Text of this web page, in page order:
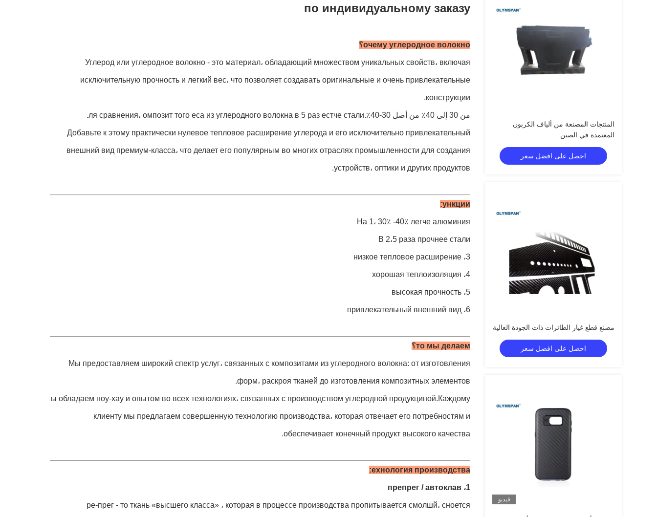
المنتجات المصنعة من ألياف الكربون
المعتمدة في الصين
احصل على افضل سعر
مصنع قطع غيار الطائرات ذات الجودة العالية
احصل على افضل سعر
فيديو
по индивидуальному заказу
очему углеродное волокно؟
Углерод или углеродное волокно - это материал، обладающий множеством уникальных свойств، включая
исключительную прочность и легкий вес، что позволяет создавать оригинальные и очень привлекательные
конструкции.
من 30 إلى 40٪ من أصل 30-40٪.ля сравнения، омпозит того еса из углеродного волокна в 5 раз естче стали.
Добавьте к этому практически нулевое тепловое расширение углерода и его исключительно привлекательный
внешний вид премиум-класса، что делает его популярным во многих отраслях промышленности для создания
устройств، оптики и других продуктов.
ункции:
На 1، 30٪ -40٪ легче алюминия
В 2،5 раза прочнее стали
3، низкое тепловое расширение
4، хорошая теплоизоляция
5، высокая прочность
6، привлекательный внешний вид
то мы делаем؟
Мы предоставляем широкий спектр услуг، связанных с композитами из углеродного волокна: от изготовления
форм، раскроя тканей до изготовления композитных элементов.
ы обладаем ноу-хау и опытом во всех технологиях، связанных с производством углеродной продукциной.Каждому
клиенту мы предлагаем совершенную технологию производства، которая отвечает его потребностям и
обеспечивает конечный продукт высокого качества.
ехнология производства:
1، препрег / автоклав
ре-прег - то ткань «высшего класса» ، которая в процессе производства пропитывается смолшй، сноется